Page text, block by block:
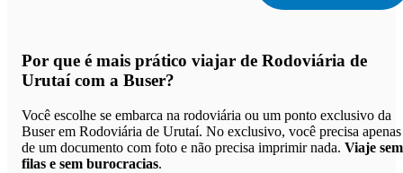
Por que é mais prático viajar de Rodoviária de
Urutaí com a Buser?
Você escolhe se embarca na rodoviária ou um ponto exclusivo da
Buser em Rodoviária de Urutaí. No exclusivo, você precisa apenas
de um documento com foto e não precisa imprimir nada. Viaje sem
filas e sem burocracias.